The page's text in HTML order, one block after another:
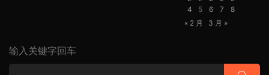
4
5
6
7
8
« 2 月
3 月 »
输入关键字回车